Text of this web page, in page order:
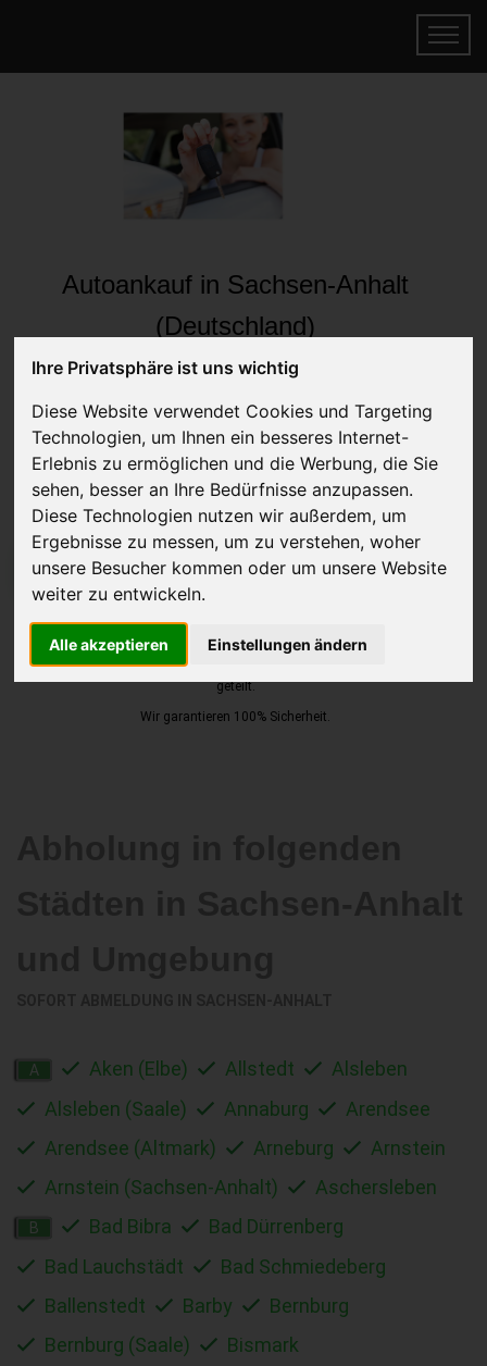
Ihre Privatsphäre ist uns wichtig
Diese Website verwendet Cookies und Targeting
Technologien, um Ihnen ein besseres Internet-
Erlebnis zu ermöglichen und die Werbung, die Sie
sehen, besser an Ihre Bedürfnisse anzupassen.
Diese Technologien nutzen wir außerdem, um
Ergebnisse zu messen, um zu verstehen, woher
unsere Besucher kommen oder um unsere Website
weiter zu entwickeln.
Alle akzeptieren Einstellungen ändern
Autoankauf in Sachsen-Anhalt
(Deutschland)
Online Auto verkaufen & gratis abholen
Auf Wunsch sofort Geld für Ihr Auto erhalten
JETZT KOSTENLOSE BEWERTUNG
Kostenloses Angebotfür den Ankauf Ihres Autos inklusive der
Abholung, auf Wunsch sofort Geld. Ihre Daten werden nicht mit Dritten
geteilt.
Wir garantieren 100% Sicherheit.
A Aken (Elbe) Allstedt
Alsleben
Alsleben (Saale)
Annaburg
Arendsee
Arendsee (Altmark)
Arneburg
Arnstein
Arnstein (Sachsen-Anhalt)
Aschersleben
B Bad Bibra
Bad Dürrenberg
Bad Lauchstädt
Bad Schmiedeberg
Ballenstedt
Barby
Bernburg
Bernburg (Saale)
Bismark